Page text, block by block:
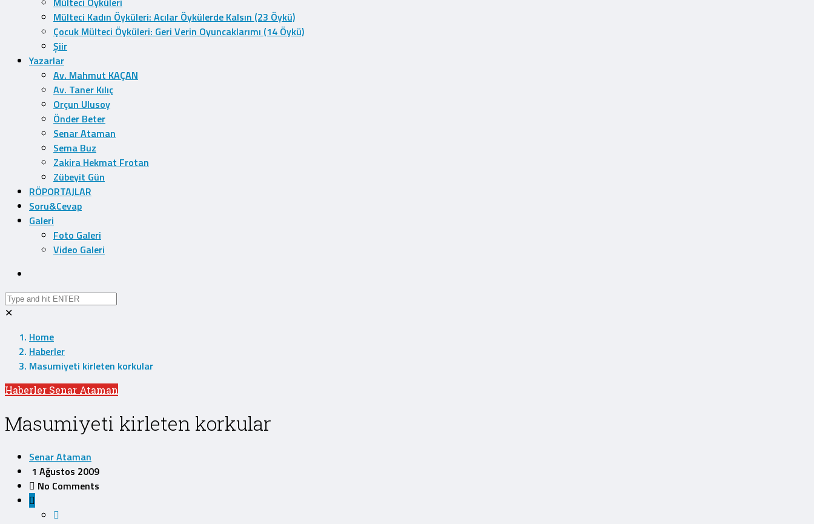
Mülteci Kadın Öyküleri: Acılar Öykülerde Kalsın (23 Öykü)
Çocuk Mülteci Öyküleri: Geri Verin Oyuncaklarımı (14 Öykü)
Şiir
Yazarlar
Av. Mahmut KAÇAN
Av. Taner Kılıç
Orçun Ulusoy
Önder Beter
Senar Ataman
Sema Buz
Zakira Hekmat Frotan
Zübeyit Gün
RÖPORTAJLAR
Soru&Cevap
Galeri
Foto Galeri
Video Galeri
✕
Home
Haberler
Masumiyeti kirleten korkular
Haberler Senar Ataman
Masumiyeti kirleten korkular
Senar Ataman
1 Ağustos 2009
No Comments